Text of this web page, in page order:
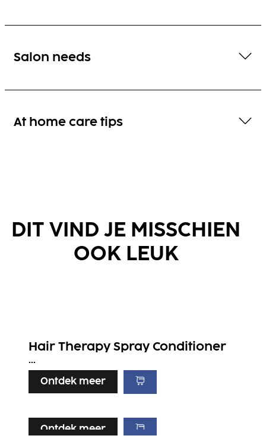
Salon needs
At home care tips
DIT VIND JE MISSCHIEN
OOK LEUK
Hair Therapy Spray Conditioner
...
Ontdek meer
Ontdek meer